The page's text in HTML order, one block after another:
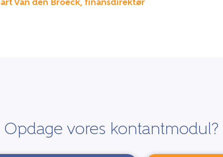
Van den Broeck, finansdirektør
Opdage vores kontantmodul?